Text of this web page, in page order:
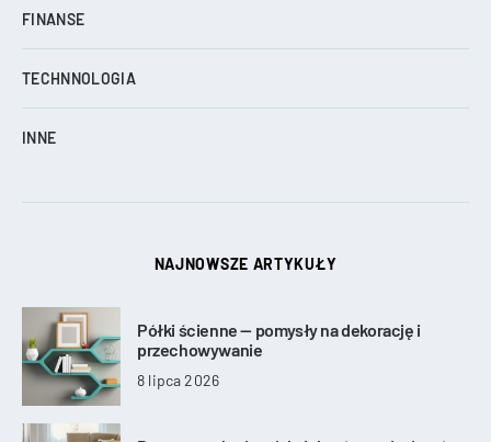
FINANSE
TECHNNOLOGIA
INNE
NAJNOWSZE ARTYKUŁY
Półki ścienne — pomysły na dekorację i
przechowywanie
8 lipca 2026